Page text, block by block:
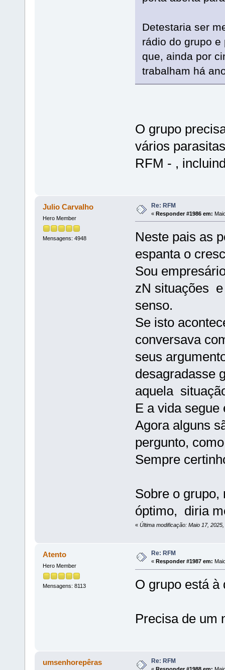
Detestaria ser
rádio do grupo
que, ainda por
trabalham há
O grupo
vários
RFM - ,
Julio Carvalho
Hero Member
Mensagens: 4948
Re: RFM
« Responder #1986 em:
Neste pais as
espanta o
Sou
zN situações
senso.
Se isto
conversava
seus
desagradasse
aquela
E a vida
Agora alguns
pergunto,
Sempre
Sobre o
óptimo, diria
« Última modificação: Maio 17,
Atento
Hero Member
Mensagens: 8113
Re: RFM
« Responder #1987 em:
O grupo está à
Precisa de um
umsenhorepêras Re: RFM